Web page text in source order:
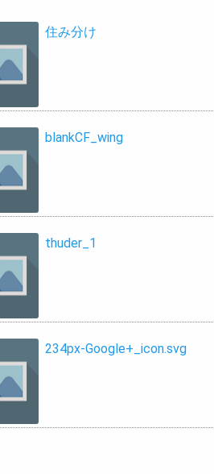
住み分け
blankCF_wing
thuder_1
234px-Google+_icon.svg